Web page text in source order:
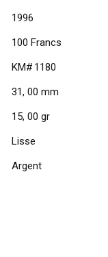
1996
100 Francs
KM# 1180
31, 00 mm
15, 00 gr
Lisse
Argent